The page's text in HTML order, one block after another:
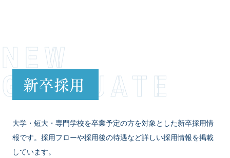
NEW
GRADUATE
新卒採用
大学・短大・専門学校を卒業予定の方を対象とした新卒採用情
報です。採用フローや採用後の待遇など詳しい採用情報を掲載
しています。